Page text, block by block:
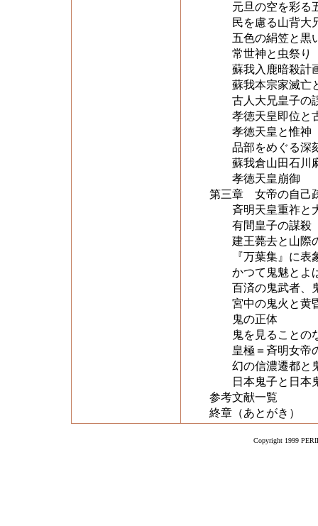
元旦の空を彩る
民を慮る山背大
五色の絹笠と黒
常世神と虫祭り
蘇我入鹿暗殺計
蘇我本宗家滅亡
古人大兄皇子の
孝徳天皇即位と
孝徳天皇と惟神
品部をめぐる深
蘇我倉山田石川
孝徳天皇崩御
第三章 女帝の自己
斉明天皇重祚と
有間皇子の謀殺
建王薨去と山際
『万葉集』に表
かつて鬼魅とよ
百済の鬼武者、
宮中の鬼火と黄昏
鬼の正体
鬼を見ることの
皇極＝斉明女帝
幻の信濃遷都と
日本鬼子と日本
参考文献一覧
終章（あとがき）
Copyright 1999